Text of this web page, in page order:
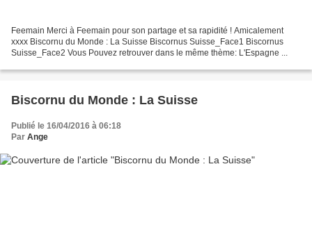
Feemain Merci à Feemain pour son partage et sa rapidité ! Amicalement
xxxx Biscornu du Monde : La Suisse Biscornus Suisse_Face1 Biscornus
Suisse_Face2 Vous Pouvez retrouver dans le même thème: L'Espagne ...
Biscornu du Monde : La Suisse
Publié le 16/04/2016 à 06:18
Par Ange